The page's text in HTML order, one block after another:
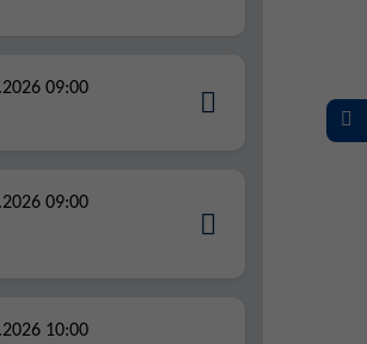
09:00
09:00
10:00